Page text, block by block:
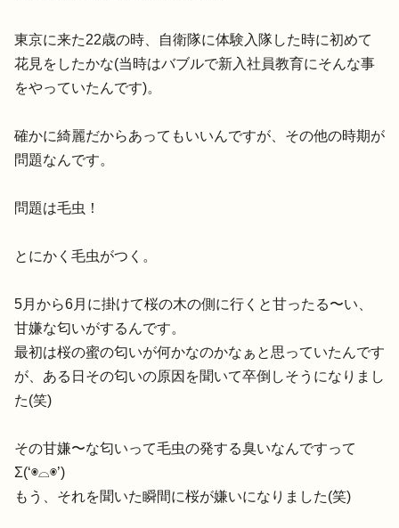
東京に来た22歳の時、
自衛隊に体験入隊した時に初めて
花見をしたかな(当時はバブルで新入社員教育にそんな事
をやっていたんです)。
確かに綺麗だからあってもいいんですが、 その他の時期が
問題なんです。
問題は毛虫！
とにかく毛虫がつく。
5月から6月に掛けて桜の木の側に行くと甘ったる〜い、
甘嫌な匂いがするんです。
最初は桜の蜜の匂いが何かなのかなぁと思っていたんです
が、 ある日その匂いの原因を聞いて卒倒しそうになりまし
た(笑)
その甘嫌〜な匂いって毛虫の発する臭いなんですって
Σ(‘◉⌓◉’)
もう、それを聞いた瞬間に桜が嫌いになりました(笑)